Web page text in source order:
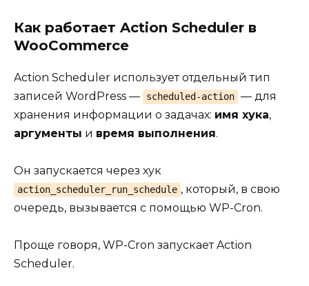
Как работает Action Scheduler в
WooCommerce
Action Scheduler использует отдельный тип
записей WordPress —
scheduled-action — для
хранения информации о задачах: имя хука,
аргументы и время выполнения.
Он запускается через хук
action_scheduler_run_schedule , который, в свою
очередь, вызывается с помощью WP-Cron.
Проще говоря, WP-Cron запускает Action
Scheduler.